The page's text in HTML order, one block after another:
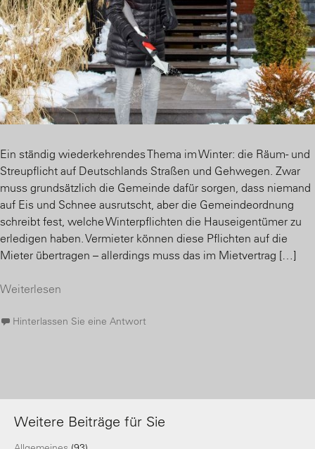
Ein ständig wiederkehrendes Thema im Winter: die Räum- und
Streupflicht auf Deutschlands Straßen und Gehwegen. Zwar
muss grundsätzlich die Gemeinde dafür sorgen, dass niemand
auf Eis und Schnee ausrutscht, aber die Gemeindeordnung
schreibt fest, welche Winterpflichten die Hauseigentümer zu
erledigen haben. Vermieter können diese Pflichten auf die
Mieter übertragen – allerdings muss das im Mietvertrag […]
Weiterlesen
Hinterlassen Sie eine Antwort
Weitere Beiträge für Sie